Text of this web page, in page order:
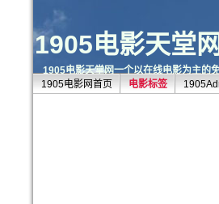
1905电影天堂网
1905电影天堂网一个以在线电影为主的
1905电影网首页
电影标签